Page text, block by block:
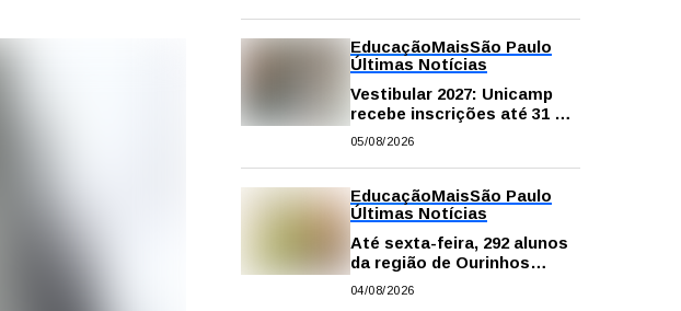
na escola e em casa
EducaçãoMaisSão Paulo
Últimas Notícias
Vestibular 2027: Unicamp
recebe inscrições até 31 de
agosto
05/08/2026
EducaçãoMaisSão Paulo
Últimas Notícias
Até sexta-feira, 292 alunos
da região de Ourinhos
fazem provas para
04/08/2026